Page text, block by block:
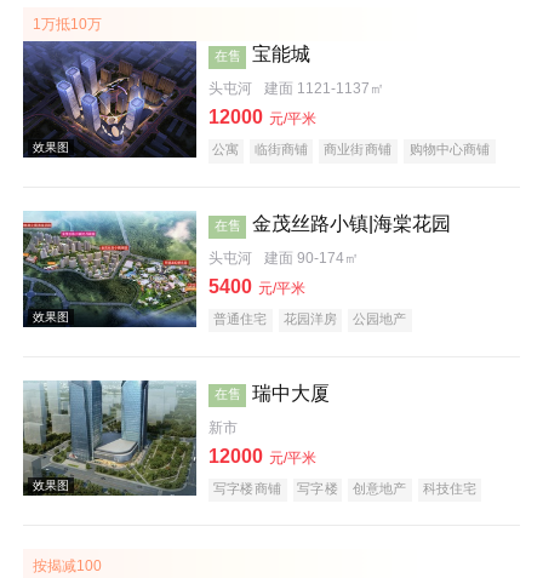
效果图
1万抵10万
在售 宝能城
头屯河 建面 1121-1137㎡
12000 元/平米
公寓 临街商铺 商业街商铺
购物中心商铺
在售 金茂丝路小镇|海棠花园
头屯河 建面 90-174㎡
5400 元/平米
普通住宅 花园洋房 公园地产
在售 瑞中大厦
新市
12000 元/平米
写字楼商铺 写字楼 创意地产
科技住宅
按揭减100